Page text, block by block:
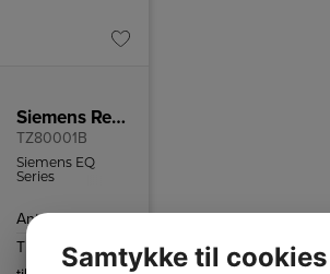
Siemens Rengøringstabletter
TZ80001B
Siemens EQ
Series
rengøring af din
espressomaskine.
Antal
10-pak
Tilbehør
Fuldauto.
Samtykke til cookies